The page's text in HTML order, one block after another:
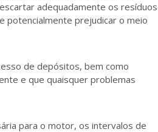
adequadamente os resíduos
potencialmente prejudicar o meio
de depósitos, bem como
e que quaisquer problemas
para o motor, os intervalos de